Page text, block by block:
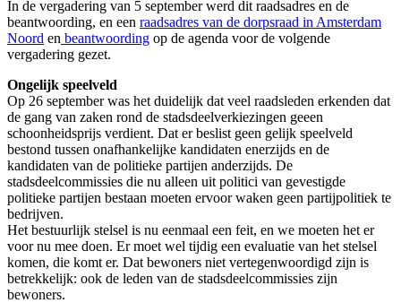
In de vergadering van 5 september werd dit raadsadres en de
beantwoording, en een raadsadres van de dorpsraad in Amsterdam
Noord en beantwoording op de agenda voor de volgende
vergadering gezet.
Ongelijk speelveld
Op 26 september was het duidelijk dat veel raadsleden erkenden dat
de gang van zaken rond de stadsdeelverkiezingen geeen
schoonheidsprijs verdient. Dat er beslist geen gelijk speelveld
bestond tussen onafhankelijke kandidaten enerzijds en de
kandidaten van de politieke partijen anderzijds. De
stadsdeelcommissies die nu alleen uit politici van gevestigde
politieke partijen bestaan moeten ervoor waken geen partijpolitiek te
bedrijven.
Het bestuurlijk stelsel is nu eenmaal een feit, en we moeten het er
voor nu mee doen. Er moet wel tijdig een evaluatie van het stelsel
komen, die komt er. Dat bewoners niet vertegenwoordigd zijn is
betrekkelijk: ook de leden van de stadsdeelcommissies zijn
bewoners.